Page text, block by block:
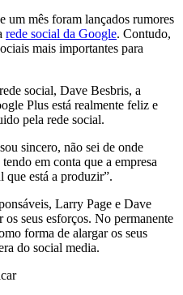
um mês foram lançados rumores
rede social da Google. Contudo,
mais importantes para
social, Dave Besbris, a
Plus está realmente feliz e
pela rede social.
sincero, não sei de onde
em conta que a empresa
que está a produzir”.
Larry Page e Dave
seus esforços. No permanente
forma de alargar os seus
do social media.